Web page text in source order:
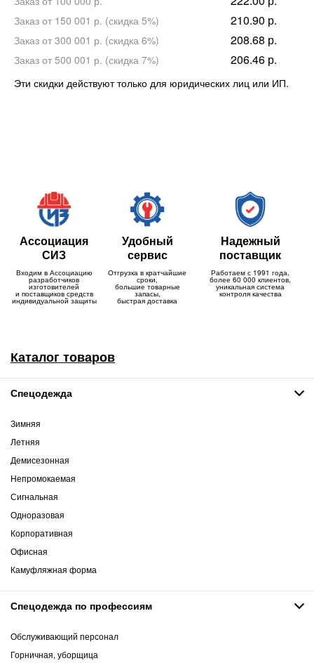
Заказ от 150 001 р. (скидка 5%) 210.90 р.
Заказ от 300 001 р. (скидка 6%) 208.68 р.
Заказ от 500 001 р. (скидка 7%) 206.46 р.
Эти скидки действуют только для юридических лиц или ИП.
Ассоциация
СИЗ
Входим в Ассоциацию
разработчиков
изготовителей
и поставщиков средств
индивидуальной защиты
Удобный
сервис
Отгрузка в кратчайшие
сроки,
большие товарные
запасы,
быстрая доставка
Надежный
поставщик
Работаем с 1991 года,
более 60 000 клиентов,
уникальная система
контроля качества
Каталог товаров
Спецодежда
Зимняя
Летняя
Демисезонная
Непромокаемая
Сигнальная
Одноразовая
Корпоративная
Офисная
Камуфляжная форма
Спецодежда по профессиям
Обслуживающий персонал
Горничная, уборщица